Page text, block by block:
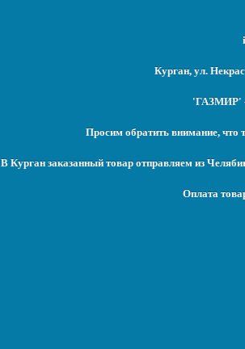
Курган, ул.
'ГАЗМИР' -
Просим обратить внимание, что
В Курган заказанный товар отправляем из
Оплата